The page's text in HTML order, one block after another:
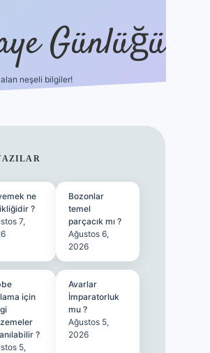
Günlüğü
neşeli bilgiler!
ne
?
7,
Bozonlar
temel
parçacık mı ?
Ağustos 6,
2026
için
?
5,
Avarlar
İmparatorluk
mu ?
Ağustos 5,
2026
betexper